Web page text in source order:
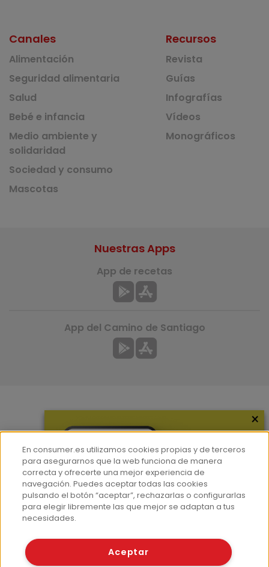
Canales
Alimentación
Seguridad alimentaria
Salud
Bebé e infancia
Medio ambiente y
solidaridad
Sociedad y consumo
Mascotas
Recursos
Revista
Guías
Infografías
Vídeos
Monográficos
Hemeroteca
Contacto
Prensa
Corpus Lingüístico Consumer
Nuestras Apps
App de recetas
App del Camino de Santiago
© Fundación EROSKI
×
En consumer.es utilizamos cookies propias y de terceros
para asegurarnos que la web funciona de manera
correcta y ofrecerte una mejor experiencia de
navegación. Puedes aceptar todas las cookies
pulsando el botón “aceptar”, rechazarlas o configurarlas
para elegir libremente las que mejor se adaptan a tus
necesidades.
Aceptar